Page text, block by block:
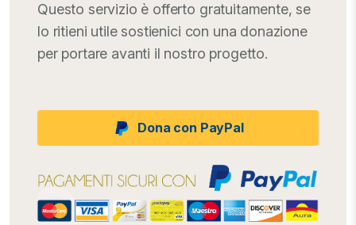
Questo servizio è offerto gratuitamente, se
lo ritieni utile sostienici con una donazione
per portare avanti il nostro progetto.
Dona con PayPal